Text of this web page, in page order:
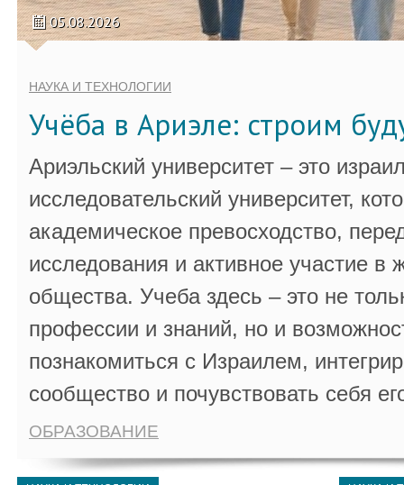
05.08.2026
НАУКА И ТЕХНОЛОГИИ
Учёба в Ариэле: строим
Ариэльский университет – это
исследовательский университет,
академическое превосходство,
исследования и активное участие в
общества. Учеба здесь – это не
профессии и знаний, но и
познакомиться с Израилем,
сообщество и почувствовать себя
ОБРАЗОВАНИЕ